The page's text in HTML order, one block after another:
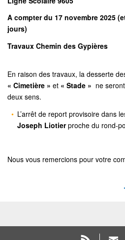
A compter du 17 novembre 2025
jours)
Travaux Chemin des Gypières
En raison des travaux, la desserte
« Cimetière » et « Stade » ne
deux sens.
L’arrêt de report provisoire dans
Joseph Liotierproche du rond-
Nous vous remercions pour votre